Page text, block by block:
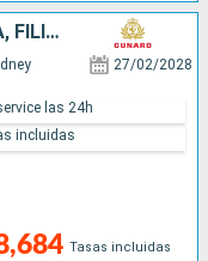
SUDAFRICA, AUSTRALIA, MALASIA, FILIPINAS, TAILANDIA, SINGAPUR, INDONESIA, MAURICE, CHINA
27/02/2028
Tasas incluidas
las 24h
incluidas